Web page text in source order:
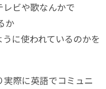
ビや歌なんかで
か
に使われているのかを
際に英語でコミュニ